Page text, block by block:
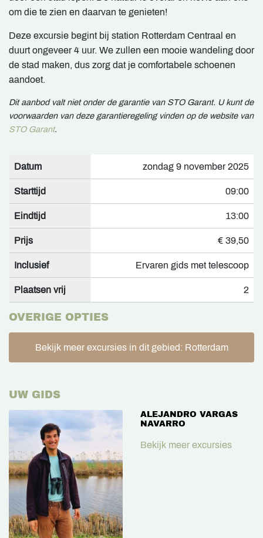
om die te zien en daarvan te genieten!
Deze excursie begint bij station Rotterdam Centraal en
duurt ongeveer 4 uur. We zullen een mooie wandeling door
de stad maken, dus zorg dat je comfortabele schoenen
aandoet.
Dit aanbod valt niet onder de garantie van STO Garant. U kunt de
voorwaarden van deze garantieregeling vinden op de website van
STO Garant.
Datum zondag 9 november 2025
Starttijd 09:00
Eindtijd 13:00
Prijs € 39,50
Inclusief Ervaren gids met telescoop
Plaatsen vrij 2
OVERIGE OPTIES
Bekijk meer excursies in dit gebied: Rotterdam
UW GIDS
ALEJANDRO VARGAS
NAVARRO
Bekijk meer excursies